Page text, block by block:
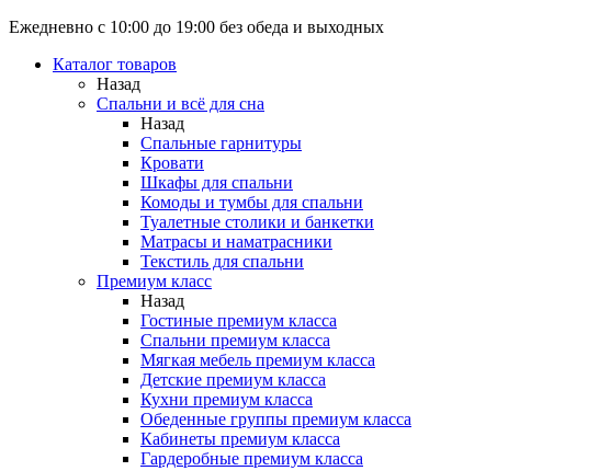
Ежедневно с 10:00 до 19:00 без обеда и выходных
Каталог товаров
Назад
Спальни и всё для сна
Назад
Спальные гарнитуры
Кровати
Шкафы для спальни
Комоды и тумбы для спальни
Туалетные столики и банкетки
Матрасы и наматрасники
Текстиль для спальни
Премиум класс
Назад
Гостиные премиум класса
Спальни премиум класса
Мягкая мебель премиум класса
Детские премиум класса
Кухни премиум класса
Обеденные группы премиум класса
Кабинеты премиум класса
Гардеробные премиум класса